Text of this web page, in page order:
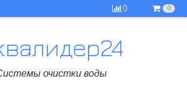
0 0
очистки воды